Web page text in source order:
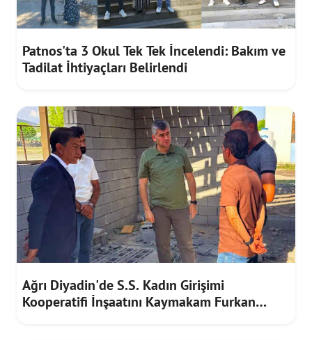
Patnos'ta 3 Okul Tek Tek İncelendi: Bakım ve
Tadilat İhtiyaçları Belirlendi
Ağrı Diyadin'de S.S. Kadın Girişimi
Kooperatifi İnşaatını Kaymakam Furkan